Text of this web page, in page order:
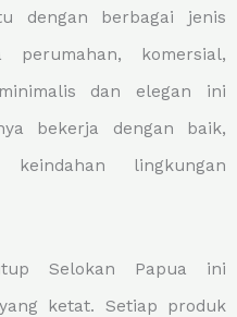
dengan berbagai jenis
komersial,
dan elegan ini
bekerja dengan baik,
lingkungan
Selokan Papua ini
ketat. Setiap produk